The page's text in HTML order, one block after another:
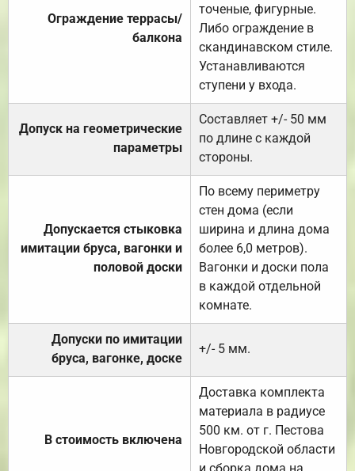
Ограждение террасы/
балкона
точеные, фигурные.
Либо ограждение в
скандинавском стиле.
Устанавливаются
ступени у входа.
Допуск на геометрические
параметры
Составляет +/- 50 мм
по длине с каждой
стороны.
Допускается стыковка
имитации бруса, вагонки и
половой доски
По всему периметру
стен дома (если
ширина и длина дома
более 6,0 метров).
Вагонки и доски пола
в каждой отдельной
комнате.
Допуски по имитации
бруса, вагонке, доске
+/- 5 мм.
В стоимость включена
Доставка комплекта
материала в радиусе
500 км. от г. Пестова
Новгородской области
и сборка дома на